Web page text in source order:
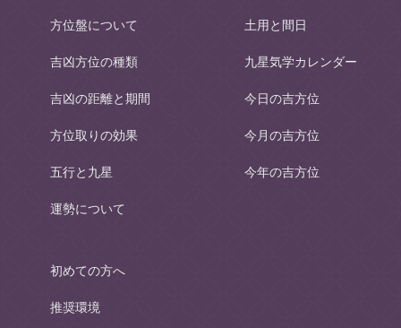
方位盤について
吉凶方位の種類
吉凶の距離と期間
方位取りの効果
五行と九星
運勢について
土用と間日
九星気学カレンダー
今日の吉方位
今月の吉方位
今年の吉方位
初めての方へ
推奨環境